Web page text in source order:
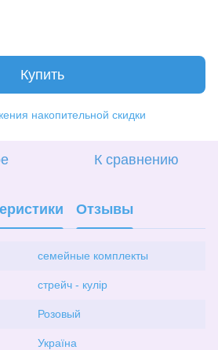
Купить
накопительной скидки
К сравнению
Отзывы
семейные комплекты
стрейч - кулір
Розовый
Україна